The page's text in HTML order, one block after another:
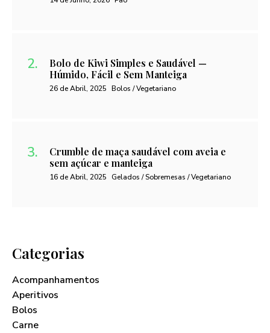
Bolo de Kiwi Simples e Saudável —
Húmido, Fácil e Sem Manteiga
26 de Abril, 2025 Bolos / Vegetariano
Crumble de maça saudável com aveia e
sem açúcar e manteiga
16 de Abril, 2025 Gelados / Sobremesas / Vegetariano
Categorias
Acompanhamentos
Aperitivos
Bolos
Carne